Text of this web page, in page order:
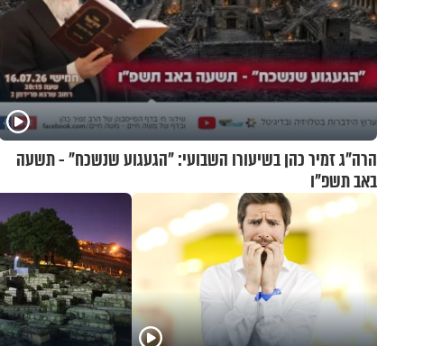
הרה"ג זמיר כהן בשיעורו השבועי: "הגעגוע שנשכח" - תשעה
באב תשפ"ו